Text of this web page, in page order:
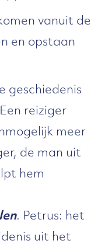
vanuit de
en opstaan
geschiedenis
reiziger
meer
de man uit
hem
. Petrus: het
uit het